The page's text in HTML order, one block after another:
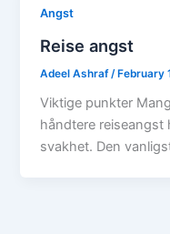
Angst
Reise angst
Adeel Ashraf /February
Viktige punkter
håndtere reiseangst
svakhet. Den